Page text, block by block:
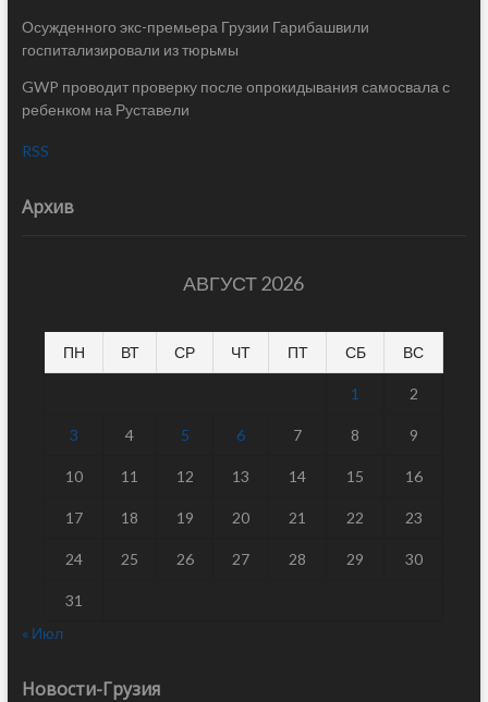
Осужденного экс-премьера Грузии Гарибашвили
госпитализировали из тюрьмы
GWP проводит проверку после опрокидывания самосвала с
ребенком на Руставели
RSS
Архив
АВГУСТ 2026
ПН ВТ СР ЧТ ПТ СБ ВС
1 2
3 4 5 6 7 8 9
10 11 12 13 14 15 16
17 18 19 20 21 22 23
24 25 26 27 28 29 30
31
« Июл
Новости-Грузия